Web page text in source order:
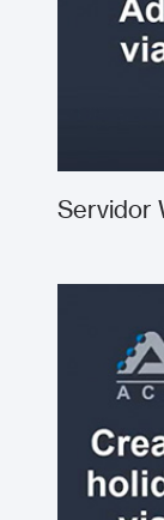
Servidor